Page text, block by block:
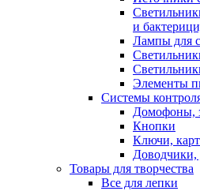
и
Лампы для
Элементы
Системы
Домофоны,
Кнопки
Ключи,
Доводчики,
Товары для творчества
Все для лепки